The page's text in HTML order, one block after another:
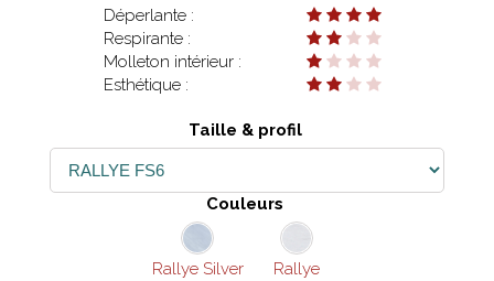
Déperlante :
Respirante :
Molleton intérieur :
Esthétique :
Taille & profil
Couleurs
Rallye Silver
Rallye